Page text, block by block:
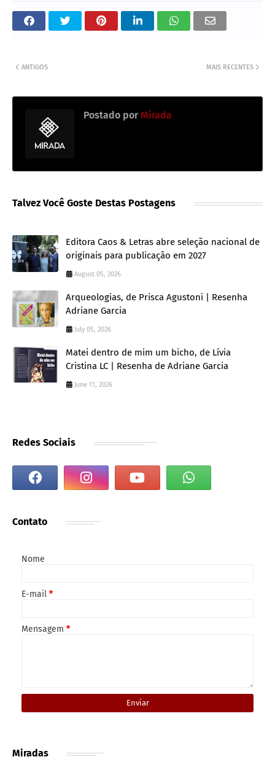
MAIS RECENTES
ANTIGOS
Postado por Mirada
Talvez Você Goste Destas Postagens
Editora Caos & Letras abre seleção nacional de
originais para publicação em 2027
August 05, 2026
Arqueologias, de Prisca Agustoni | Resenha
Adriane Garcia
July 05, 2026
Matei dentro de mim um bicho, de Lívia
Cristina LC | Resenha de Adriane Garcia
June 11, 2026
Redes Sociais
Contato
Nome
E-mail *
Mensagem *
Miradas